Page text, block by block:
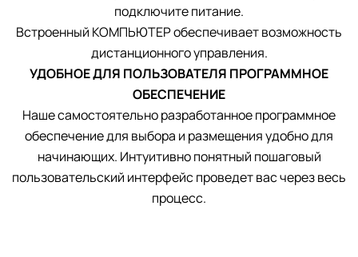
подключите питание.
Встроенный КОМПЬЮТЕР обеспечивает возможность
дистанционного управления.
УДОБНОЕ ДЛЯ ПОЛЬЗОВАТЕЛЯ ПРОГРАММНОЕ
ОБЕСПЕЧЕНИЕ
Наше самостоятельно разработанное программное
обеспечение для выбора и размещения удобно для
начинающих. Интуитивно понятный пошаговый
пользовательский интерфейс проведет вас через весь
процесс.